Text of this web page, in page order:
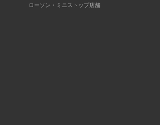
ローソン・ミニストップ店舗